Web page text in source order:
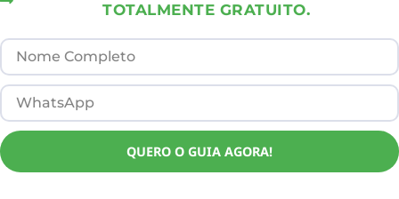
TOTALMENTE GRATUITO.
QUERO O GUIA AGORA!